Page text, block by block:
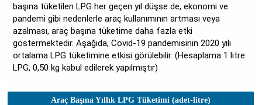
başına tüketilen LPG her geçen yıl düşse de, ekonomi ve
pandemi gibi nedenlerle araç kullanımının artması veya
azalması, araç başına tüketime daha fazla etki
göstermektedir. Aşağıda, Covid-19 pandemisinin 2020 yılı
ortalama LPG tüketimine etkisi görülebilir. (Hesaplama 1 litre
LPG, 0,50 kg kabul edilerek yapılmıştır)
Araç Başına Yıllık LPG Tüketimi (adet-litre)